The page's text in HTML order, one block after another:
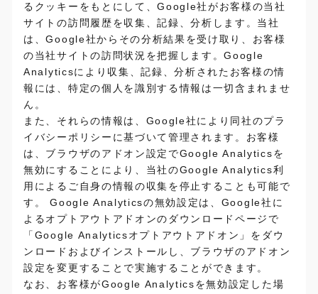
るクッキーをもとにして、Google社がお客様の当社
サイトの訪問履歴を収集、記録、分析します。当社
は、Google社からその分析結果を受け取り、お客様
の当社サイトの訪問状況を把握します。Google
Analyticsにより収集、記録、分析されたお客様の情
報には、特定の個人を識別する情報は一切含まれませ
ん。
また、それらの情報は、Google社により同社のプラ
イバシーポリシーに基づいて管理されます。お客様
は、ブラウザのアドオン設定でGoogle Analyticsを
無効にすることにより、当社のGoogle Analytics利
用によるご自身の情報の収集を停止することも可能で
す。 Google Analyticsの無効設定は、Google社に
よるオプトアウトアドオンのダウンロードページで
「Google Analyticsオプトアウトアドオン」をダウ
ンロードおよびインストールし、ブラウザのアドオン
設定を変更することで実施することができます。
なお、お客様がGoogle Analyticsを無効設定した場